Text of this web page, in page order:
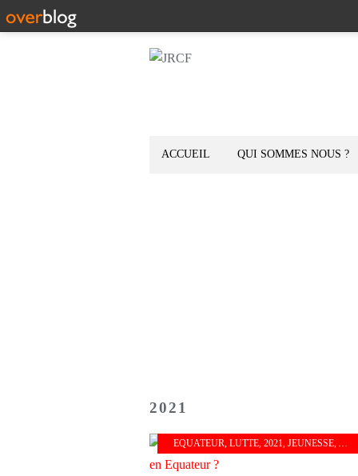
ACCUEIL QUI SOMMES NOUS ?
2021
EQUATEUR LUTTE 2021 JEUNESSE